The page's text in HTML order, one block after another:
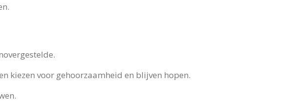
kiezen voor gehoorzaamheid en blijven hopen.